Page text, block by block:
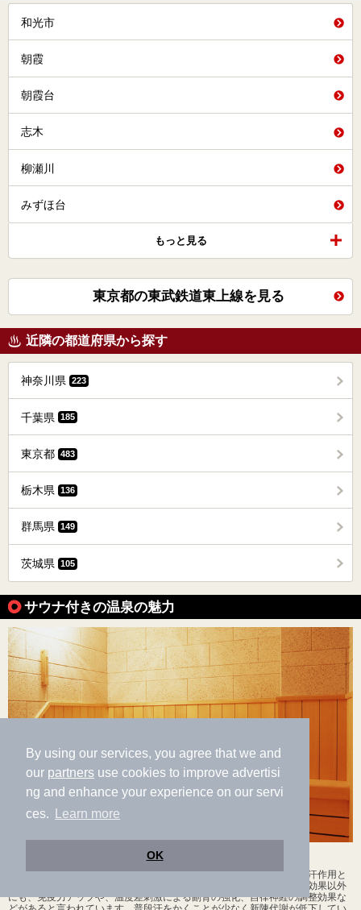
By using our services, you agree that we and
our partners use cookies to improve advertisi
ng and enhance your experience on our servi
ces.
Learn more
OK
和光市
朝霞
朝霞台
志木
柳瀬川
みずほ台
もっと見る
東京都の東武鉄道東上線を見る
近隣の都道府県から探す
神奈川県 223
千葉県 185
東京都 483
栃木県 136
群馬県 149
茨城県 105
サウナ付きの温泉の魅力
デトックス効果と爽快感が思わず"くせ"になる「サウナ」
「サウナ」はフィンランド発祥の蒸し風呂のことで、熱気浴により発汗作用と
新陳代謝を高めてデトックス効果が得られることが特徴。リラックス効果以外
にも、免疫力アップや、温度差刺激による副腎の強化、自律神経の調整効果な